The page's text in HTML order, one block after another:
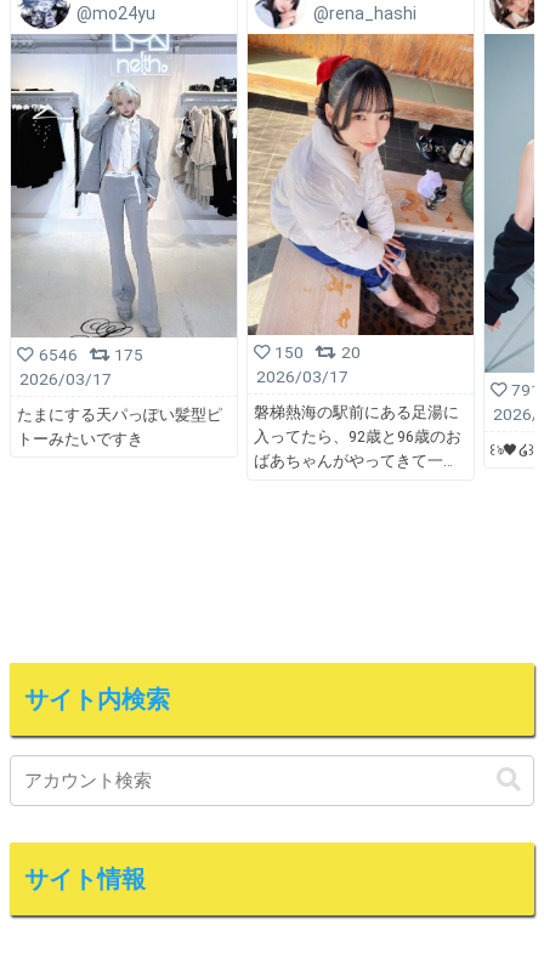
@mo24yu
6546
175
2026/03/17
たまにする天パっぽい髪型ピ
トーみたいですき
@rena_hashi
150
20
2026/03/17
磐梯熱海の駅前にある足湯に
入ってたら、92歳と96歳のお
ばあちゃんがやってきて一
791
2026/
꒰ঌ🖤໒꒱
サイト内検索
サイト情報